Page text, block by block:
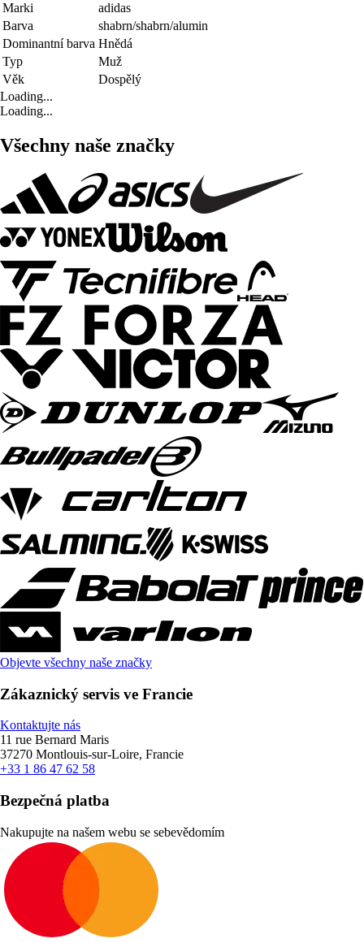
Marki
adidas
Barva
shabrn/shabrn/alumin
Dominantní barva Hnědá
Typ
Muž
Věk
Dospělý
Loading...
Loading...
Všechny naše značky
Objevte všechny naše značky
Zákaznický servis ve Francie
Kontaktujte nás
11 rue Bernard Maris
37270 Montlouis-sur-Loire, Francie
+33 1 86 47 62 58
Bezpečná platba
Nakupujte na našem webu se sebevědomím